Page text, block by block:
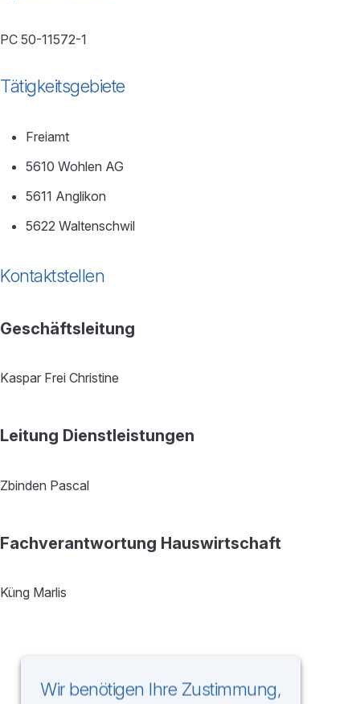
PC 50-11572-1
Tätigkeitsgebiete
Freiamt
5610 Wohlen AG
5611 Anglikon
5622 Waltenschwil
Kontaktstellen
Geschäftsleitung
Kaspar Frei Christine
Leitung Dienstleistungen
Zbinden Pascal
Fachverantwortung Hauswirtschaft
Küng Marlis
Wir benötigen Ihre Zustimmung,